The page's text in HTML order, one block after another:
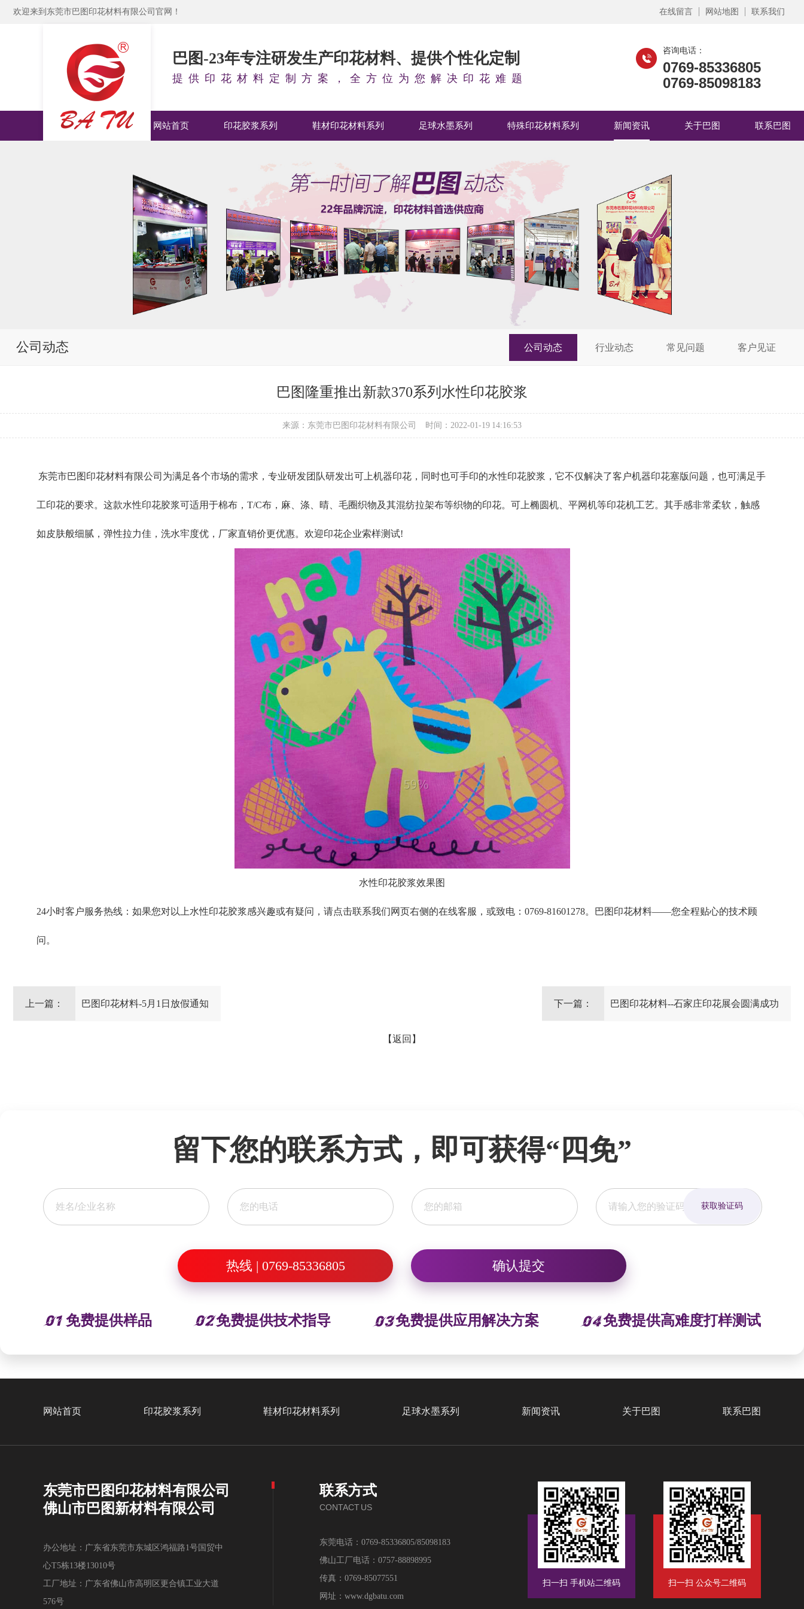
欢迎来到东莞市巴图印花材料有限公司官网！ 在线留言 网站地图 联系我们
巴图-23年专注研发生产印花材料、提供个性化定制
提供印花材料定制方案，全方位为您解决印花难题
咨询电话：
0769-85336805
0769-85098183
网站首页 印花胶浆系列 鞋材印花材料系列 足球水墨系列 特殊印花材料系列 新闻资讯 关于巴图 联系巴图
公司动态 公司动态 行业动态 常见问题 客户见证
巴图隆重推出新款370系列水性印花胶浆
来源：东莞市巴图印花材料有限公司 时间：2022-01-19 14:16:53
东莞市巴图印花材料有限公司为满足各个市场的需求，专业研发团队研发出可上机器印花，同时也可手印的水性印花胶浆，它不仅解决了客户机器印花塞版问题，也可满足手
工印花的要求。这款水性印花胶浆可适用于棉布，T/C布，麻、涤、晴、毛圈织物及其混纺拉架布等织物的印花。可上椭圆机、平网机等印花机工艺。其手感非常柔软，触感
如皮肤般细腻，弹性拉力佳，洗水牢度优，厂家直销价更优惠。欢迎印花企业索样测试!
水性印花胶浆效果图
24小时客户服务热线：如果您对以上水性印花胶浆感兴趣或有疑问，请点击联系我们网页右侧的在线客服，或致电：0769-81601278。巴图印花材料——您全程贴心的技术顾
问。
上一篇： 巴图印花材料-5月1日放假通知 下一篇： 巴图印花材料--石家庄印花展会圆满成功
【返回】
留下您的联系方式，即可获得“四免”
获取验证码
热线 | 0769-85336805
免费提供样品 免费提供技术指导 免费提供应用解决方案 免费提供高难度打样测试
网站首页 印花胶浆系列 鞋材印花材料系列 足球水墨系列 新闻资讯 关于巴图 联系巴图
东莞市巴图印花材料有限公司
佛山市巴图新材料有限公司
办公地址：广东省东莞市东城区鸿福路1号国贸中
心T5栋13楼13010号
工厂地址：广东省佛山市高明区更合镇工业大道
576号
联系方式
CONTACT US
东莞电话：0769-85336805/85098183
佛山工厂电话：0757-88898995
传真：0769-85077551
网址：www.dgbatu.com
扫一扫 公众号二维码
扫一扫 手机站二维码